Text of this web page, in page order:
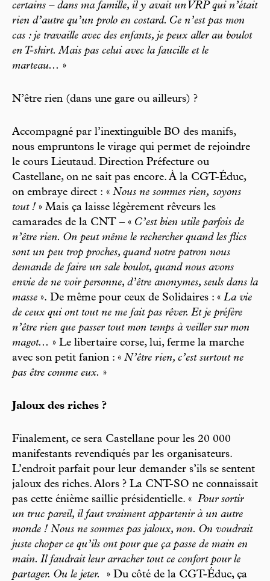
certains – dans ma famille, il y avait un VRP qui n’était
rien d’autre qu’un prolo en costard. Ce n’est pas mon
cas : je travaille avec des enfants, je peux aller au boulot
en T-shirt. Mais pas celui avec la faucille et le
marteau... »
N’être rien (dans une gare ou ailleurs) ?
Accompagné par l’inextinguible BO des manifs,
nous empruntons le virage qui permet de rejoindre
le cours Lieutaud. Direction Préfecture ou
Castellane, on ne sait pas encore. À la CGT-Éduc,
on embraye direct : « Nous ne sommes rien, soyons
tout ! » Mais ça laisse légèrement rêveurs les
camarades de la CNT – « C’est bien utile parfois de
n’être rien. On peut même le rechercher quand les flics
sont un peu trop proches, quand notre patron nous
demande de faire un sale boulot, quand nous avons
envie de ne voir personne, d’être anonymes, seuls dans la
masse ». De même pour ceux de Solidaires : « La vie
de ceux qui ont tout ne me fait pas rêver. Et je préfère
n’être rien que passer tout mon temps à veiller sur mon
magot... » Le libertaire corse, lui, ferme la marche
avec son petit fanion : « N’être rien, c’est surtout ne
pas être comme eux. »
Jaloux des riches ?
Finalement, ce sera Castellane pour les 20 000
manifestants revendiqués par les organisateurs.
L’endroit parfait pour leur demander s’ils se sentent
jaloux des riches. Alors ? La CNT-SO ne connaissait
pas cette énième saillie présidentielle. « Pour sortir
un truc pareil, il faut vraiment appartenir à un autre
monde ! Nous ne sommes pas jaloux, non. On voudrait
juste choper ce qu’ils ont pour que ça passe de main en
main. Il faudrait leur arracher tout ce confort pour le
partager. Ou le jeter.
» Du côté de la CGT-Éduc, ça